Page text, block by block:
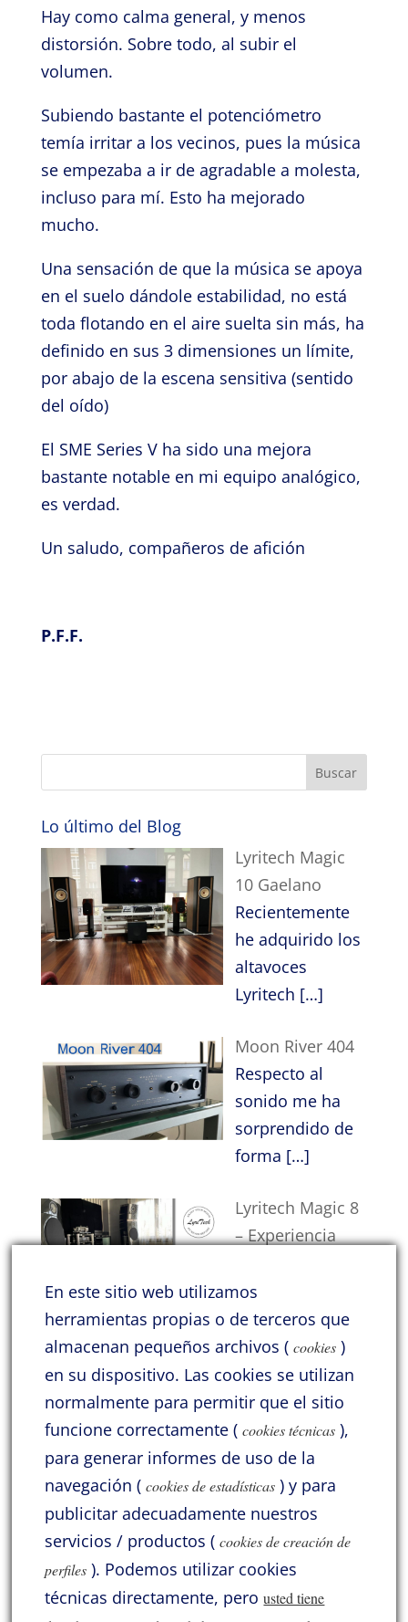
Hay como calma general, y menos
distorsión. Sobre todo, al subir el
volumen.
Subiendo bastante el potenciómetro
temía irritar a los vecinos, pues la música
se empezaba a ir de agradable a molesta,
incluso para mí. Esto ha mejorado
mucho.
Una sensación de que la música se apoya
en el suelo dándole estabilidad, no está
toda flotando en el aire suelta sin más, ha
definido en sus 3 dimensiones un límite,
por abajo de la escena sensitiva (sentido
del oído)
El SME Series V ha sido una mejora
bastante notable en mi equipo analógico,
es verdad.
Un saludo, compañeros de afición
P.F.F.
Lo último del Blog
Lyritech Magic
10 Gaelano
Recientemente
he adquirido los
altavoces
Lyritech […]
Moon River 404
Respecto al
sonido me ha
sorprendido de
forma […]
Lyritech Magic 8
– Experiencia
casa
Tengo la satisfacción de contar con a
amistad de […]
Categorías
Acoustic Signature Acrolink Atlas Audio Solutions
Benz Micro Cayin General Hana HiDiamond
KLH Lyritech Cables
Lyritech Loudspeakers Moonriver Pass Labs ProAc
SME Solid Tech Sorane Thivan Varios
En este sitio web utilizamos
herramientas propias o de terceros que
almacenan pequeños archivos (cookies )
en su dispositivo. Las cookies se utilizan
normalmente para permitir que el sitio
funcione correctamente (cookies técnicas ),
para generar informes de uso de la
navegación (cookies de estadísticas ) y para
publicitar adecuadamente nuestros
servicios / productos (cookies de creación de
perfiles ). Podemos utilizar cookies
técnicas directamente, perousted tiene